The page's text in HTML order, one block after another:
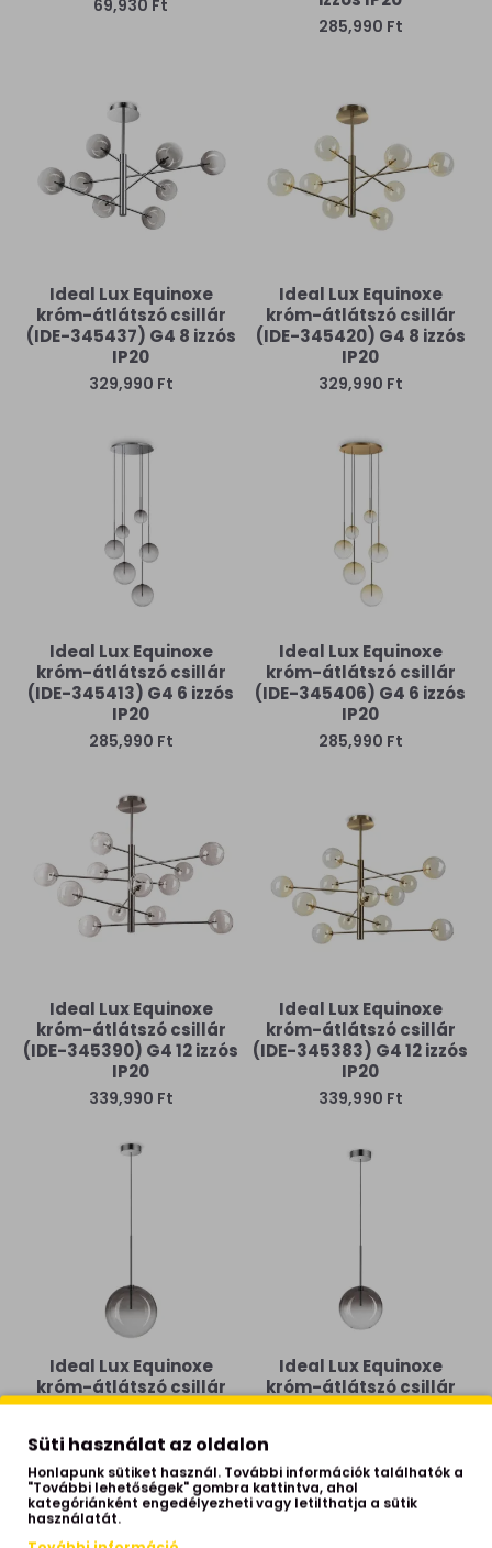
69,930 Ft
285,990 Ft
Ideal Lux Equinoxe
króm-átlátszó csillár
(IDE-345437) G4 8 izzós
IP20
329,990 Ft
Ideal Lux Equinoxe
króm-átlátszó csillár
(IDE-345420) G4 8 izzós
IP20
329,990 Ft
Ideal Lux Equinoxe
króm-átlátszó csillár
(IDE-345413) G4 6 izzós
IP20
285,990 Ft
Ideal Lux Equinoxe
króm-átlátszó csillár
(IDE-345406) G4 6 izzós
IP20
285,990 Ft
Ideal Lux Equinoxe
króm-átlátszó csillár
(IDE-345390) G4 12 izzós
IP20
339,990 Ft
Ideal Lux Equinoxe
króm-átlátszó csillár
(IDE-345383) G4 12 izzós
IP20
339,990 Ft
Ideal Lux Equinoxe
króm-átlátszó csillár
(IDE-345376) G4 1 izzós
65,990 Ft
Ideal Lux Equinoxe
króm-átlátszó csillár
(IDE-345369) G4 1 izzós
Süti használat az oldalon
Honlapunk sütiket használ. További információk találhatók a
"További lehetőségek" gombra kattintva, ahol
kategóriánként engedélyezheti vagy letilthatja a sütik
használatát.